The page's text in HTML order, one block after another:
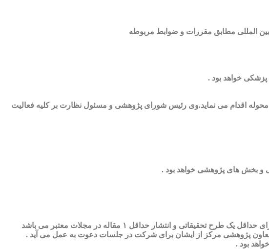
اقدام می نماید.وی رئیس شورای پژوهشی و مسئول نظارت بر کلیه فعالیت